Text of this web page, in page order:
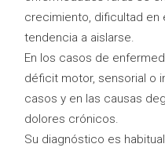
crecimiento, dificultad en
tendencia a aislarse.
En los casos de
déficit motor, sensorial o
casos y en las causas
dolores crónicos.
Su diagnóstico es